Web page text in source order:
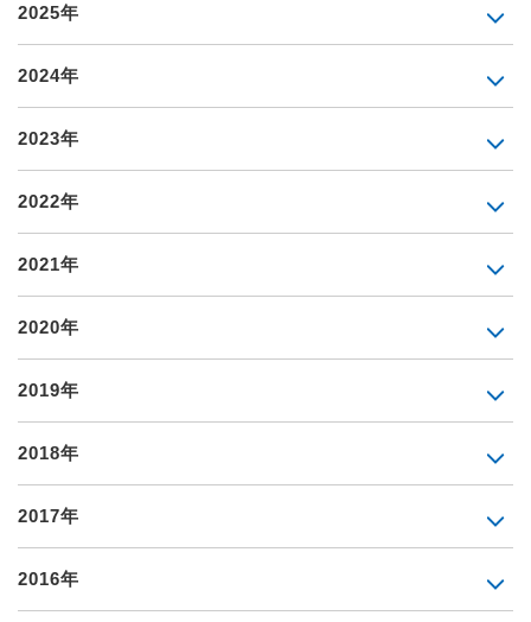
2025年
2024年
2023年
2022年
2021年
2020年
2019年
2018年
2017年
2016年